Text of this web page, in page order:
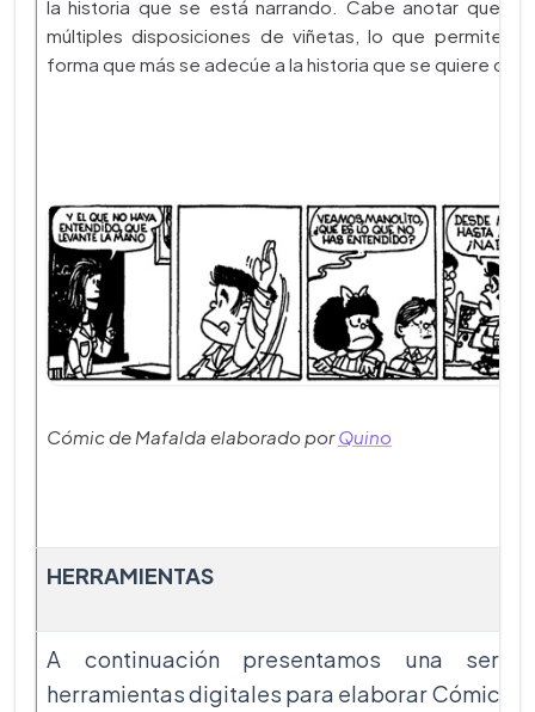
la historia que se está narrando. Cabe anotar que
múltiples disposiciones de viñetas, lo que permite
forma que más se adecúe a la historia que se quiere
Cómic de Mafalda elaborado porQuino
HERRAMIENTAS
A continuación presentamos una
herramientas digitales para elaborar Cómics: